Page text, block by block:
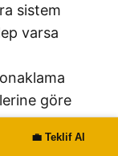
sistem
varsa
göre
💼 Teklif Al